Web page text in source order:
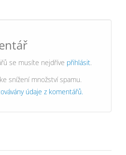
se musíte nejdříve přihlásit.
snížení množství spamu.
údaje z komentářů.